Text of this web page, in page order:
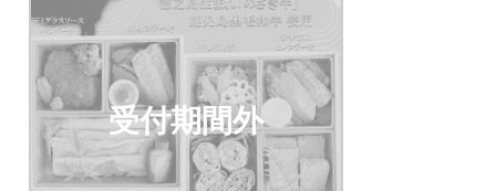
受付期間外